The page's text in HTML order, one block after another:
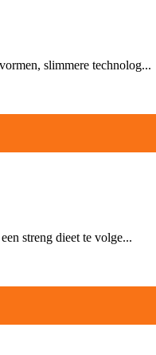
slimmere technolog...
streng dieet te volge...